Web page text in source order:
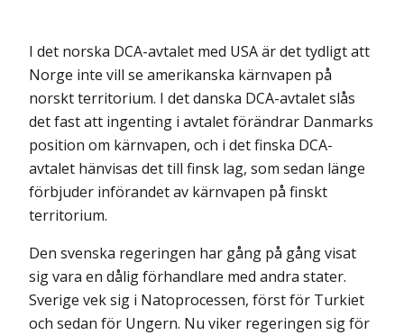
I det norska DCA-avtalet med USA är det tydligt att
Norge inte vill se amerikanska kärnvapen på
norskt territorium. I det danska DCA-avtalet slås
det fast att ingenting i avtalet förändrar Danmarks
position om kärnvapen, och i det finska DCA-
avtalet hänvisas det till finsk lag, som sedan länge
förbjuder införandet av kärnvapen på finskt
territorium.
Den svenska regeringen har gång på gång visat
sig vara en dålig förhandlare med andra stater.
Sverige vek sig i Natoprocessen, först för Turkiet
och sedan för Ungern. Nu viker regeringen sig för